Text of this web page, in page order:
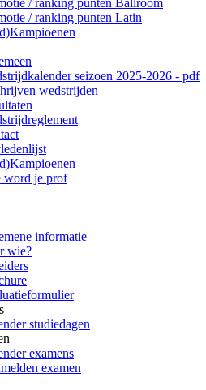
/ ranking punten Ballroom
/ ranking punten Latin
seizoen 2025-2026 - pdf
wedstrijden
word je prof
informatie
wie?
studiedagen
examens
examen